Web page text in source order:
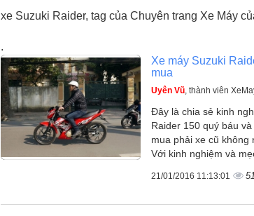
xe Suzuki Raider, tag của Chuyên trang Xe Máy
.
Xe máy Suzuki
mua
Uyên Vũ, thành viên
Đây là chia sẻ kinh
Raider 150 quý báu
mua phải xe cũ không
Với kinh nghiệm và
21/01/2016 11:13:01